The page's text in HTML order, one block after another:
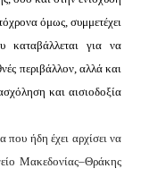
όμως, συμμετέχει
καταβάλλεται για να
περιβάλλον, αλλά και
και αισιοδοξία
ήδη έχει αρχίσει να
Μακεδονίας–Θράκης